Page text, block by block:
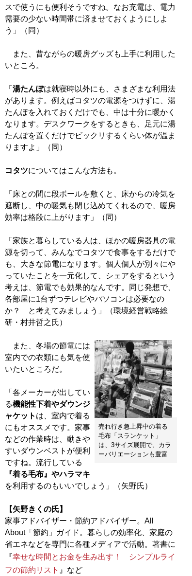
スで使うにも便利そうですね。なお充電は、電力
需要の少ない時間帯に済ませておくようにしよ
う」（同）
また、昔ながらの暖房グッズも上手に利用した
いところ。
「 湯たんぽは就寝時以外にも、さまざまな利用法
があります。例えばコタツの電源をつけずに、湯
たんぽを入れておくだけでも、中は十分に暖かく
なります。デスクワークをするときも、足元に湯
たんぽを置くだけでビックリするくらい体が温ま
りますよ」（同）
コタツについてはこんな方法も。
「床との間に段ボールを敷くと、床からの冷気を
遮断し、中の暖気も閉じ込めてくれるので、暖房
効率は格段に上がります」（同）
「家族と暮らしている人は、ほかの暖房器具の電
源を切って、みんなでコタツで食事をするだけで
も、大きな節電になります。個人個人が別々にや
っていたことを一元化して、シェアをするという
考えは、節電でも効果的なんです。同じ発想で、
各部屋に1台ずつテレビやパソコンは必要なの
か？ と考えてみましょう」（環境経営戦略総
研・村井哲之氏）
売れ行き急上昇中の着る
毛布「スランケット」
は、3サイズ展開で、カラ
ーバリエーションも豊富
また、冬場の節電には
室内での衣類にも気を使
いたいところだ。
「各メーカーが出してい
る機能性下着やダウンジ
ャケット は、室内で着る
にもオススメです。家事
などの作業時は、動きや
すいダウンベストが便利
ですね。流行している
『着る毛布』やハラマキ
を利用するのもいいでしょう」（矢野氏）
【矢野きくの氏】
家事アドバイザー・節約アドバイザー。All
About「節約」ガイド。暮らしの効率化、家庭の
省エネなどを専門に各種メディアで活動。著書に
『幸せな時間とお金を生み出す！ シンプルライ
フの節約リスト 』など